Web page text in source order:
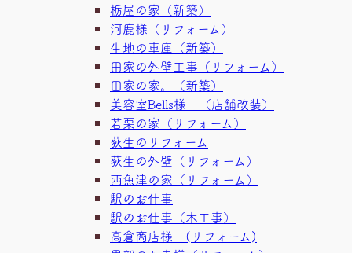
栃屋の家（新築）
河鹿様（リフォーム）
生地の車庫（新築）
田家の外壁工事（リフォーム）
田家の家。（新築）
美容室Bells様 （店舗改装）
若栗の家（リフォーム）
荻生のリフォーム
荻生の外壁（リフォーム）
西魚津の家（リフォーム）
駅のお仕事
駅のお仕事（木工事）
高倉商店様 (リフォーム)